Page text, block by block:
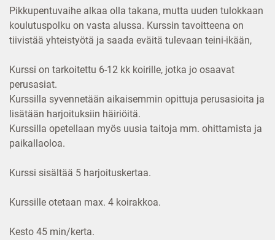
Pikkupentuvaihe alkaa olla takana, mutta uuden tulokkaan
koulutuspolku on vasta alussa. Kurssin tavoitteena on
tiivistää yhteistyötä ja saada eväitä tulevaan teini-ikään,
Kurssi on tarkoitettu 6-12 kk koirille, jotka jo osaavat
perusasiat.
Kurssilla syvennetään aikaisemmin opittuja perusasioita ja
lisätään harjoituksiin häiriöitä.
Kurssilla opetellaan myös uusia taitoja mm. ohittamista ja
paikallaoloa.
Kurssi sisältää 5 harjoituskertaa.
Kurssille otetaan max. 4 koirakkoa.
Kesto 45 min/kerta.